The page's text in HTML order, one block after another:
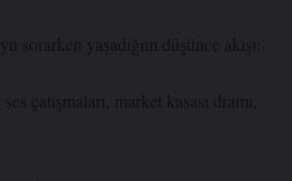
yaşadığım düşünce akışı:
çatışmaları, market kasası dramı,